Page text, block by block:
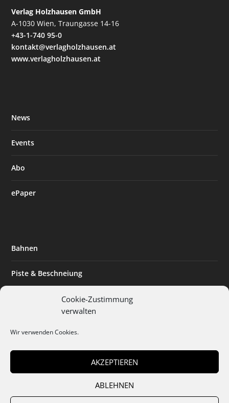
Cookie-Zustimmung
verwalten
Wir verwenden Cookies.
AKZEPTIEREN
ABLEHNEN
Verlag Holzhausen GmbH
A-1030 Wien, Traungasse 14-16
+43-1-740 95-0
kontakt@verlagholzhausen.at
www.verlagholzhausen.at
News
Events
Abo
ePaper
Bahnen
Piste & Beschneiung
Expertise & Technik